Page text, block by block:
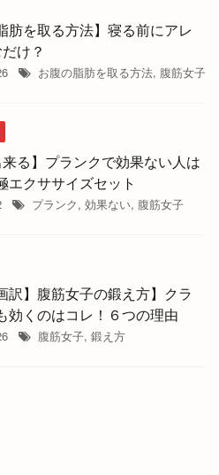
肪を取る方法】寝る前にアレ
け？
お腹の脂肪を取る方法, 腹筋女子
来る】プランクで効果ない人は
エクササイズセット
プランク, 効果ない, 腹筋女子
訳】腹筋女子の鍛え方】クラ
効くのはコレ！６つの理由
腹筋女子, 鍛え方